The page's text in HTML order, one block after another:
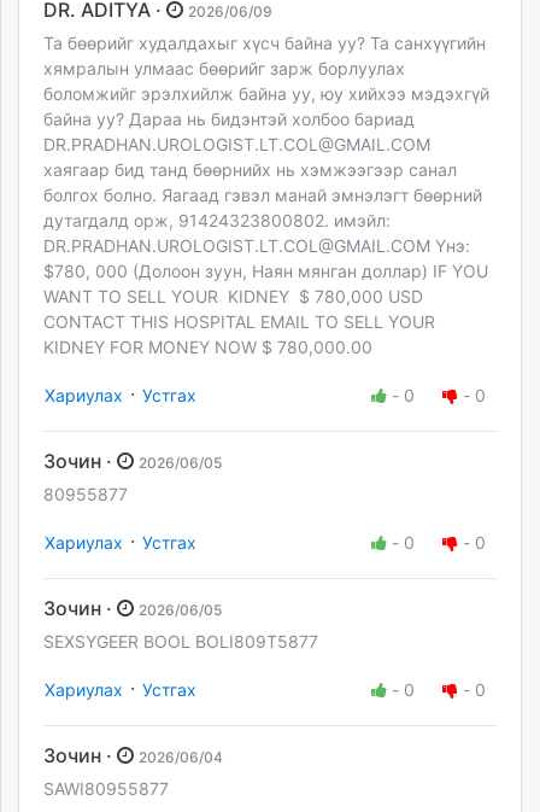
DR. ADITYA · 2026/06/09
Та бөөрийг худалдахыг хүсч байна уу? Та санхүүгийн
хямралын улмаас бөөрийг зарж борлуулах
боломжийг эрэлхийлж байна уу, юу хийхээ мэдэхгүй
байна уу? Дараа нь бидэнтэй холбоо бариад
DR.PRADHAN.UROLOGIST.LT.COL@GMAIL.COM
хаягаар бид танд бөөрнийх нь хэмжээгээр санал
болгох болно. Яагаад гэвэл манай эмнэлэгт бөөрний
дутагдалд орж, 91424323800802. имэйл:
DR.PRADHAN.UROLOGIST.LT.COL@GMAIL.COM Yнэ:
$780, 000 (Долоон зуун, Наян мянган доллар) IF YOU
WANT TO SELL YOUR KIDNEY $ 780,000 USD
CONTACT THIS HOSPITAL EMAIL TO SELL YOUR
KIDNEY FOR MONEY NOW $ 780,000.00
Хариулах · Устгах - 0 - 0
Зочин · 2026/06/05
80955877
Хариулах · Устгах - 0 - 0
Зочин · 2026/06/05
SEXSYGEER BOOL BOLI809T5877
Хариулах · Устгах - 0 - 0
Зочин · 2026/06/04
SAWI80955877